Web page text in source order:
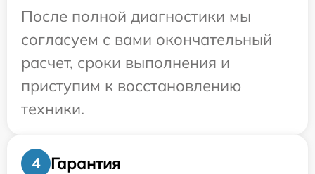
После полной диагностики мы
согласуем с вами окончательный
расчет, сроки выполнения и
приступим к восстановлению
техники.
4
Гарантия